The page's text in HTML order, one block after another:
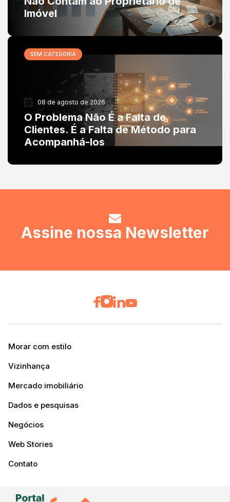
Imóvel
SEM CATEGORIA
08 de agosto de 2026
O Problema Não É a Falta de
Clientes. É a Falta de Método para
Acompanhá-los
Assine nossa Newsletter
Morar com estilo
Vizinhança
Mercado imobiliário
Dados e pesquisas
Negócios
Web Stories
Contato